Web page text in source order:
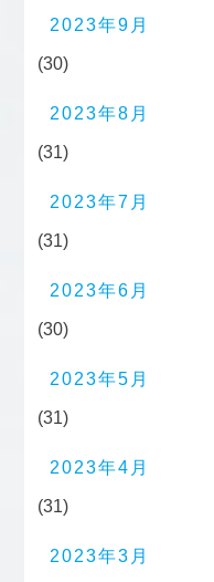
2023年9月
(30)
2023年8月
(31)
2023年7月
(31)
2023年6月
(30)
2023年5月
(31)
2023年4月
(31)
2023年3月